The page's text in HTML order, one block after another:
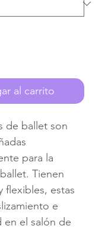
al carrito
de ballet son
para la
Tienen
flexibles, estas
e
en el salón de